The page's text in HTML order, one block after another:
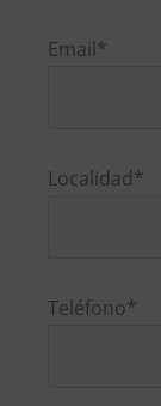
favor,
vacío.
Email*
Localidad*
Teléfono*